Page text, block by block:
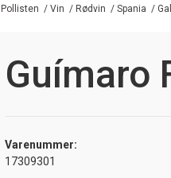
Pollisten / Vin / Rødvin / Spania /
Guímaro
Varenummer:
17309301